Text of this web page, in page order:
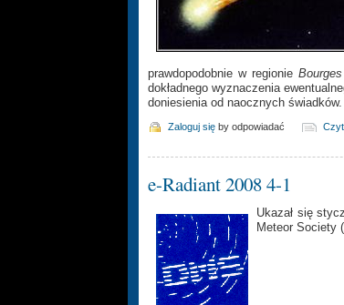
prawdopodobnie w regionie Bourges
dokładnego wyznaczenia
doniesienia od naocznych świadków.
Zaloguj się by odpowiadać
e-Radiant 2008 4-1
Ukazał się
Meteor Society